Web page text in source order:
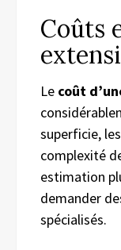
Coûts
Le coût
superficie,
complexité
estimation
demander
spécialisés.